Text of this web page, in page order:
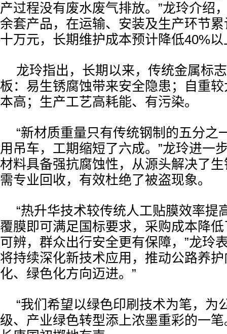
产过程没有废水废气排放。”龙玲介绍
余套产品，在运输、安装及生产环节
十万元，长期维护成本预计降低40%以
龙玲指出，长期以来，传统金属标
板：易生锈腐蚀带来安全隐患；自重
本高；生产工艺高耗能、有污染。
“新材质重量只有传统钢制的五分之
用吊车，工期缩短了六成。”龙玲进一
材料具备强抗腐蚀性，从源头解决了
需专业回收，有效杜绝了被盗现象。
“热升华技术较传统人工贴膜效率提
覆膜即可满足国标要求，采购成本降
可辨，群众出行安全更有保障，”龙玲
将持续深化新技术应用，推动公路养
化、绿色化方向迈进。”
“我们希望以绿色印刷技术为笔，为
级、产业绿色转型添上浓墨重彩的一